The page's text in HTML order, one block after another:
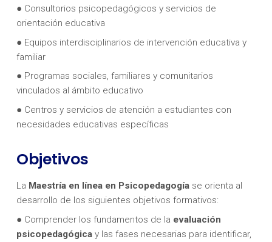
● Consultorios psicopedagógicos y servicios de
orientación educativa
● Equipos interdisciplinarios de intervención educativa y
familiar
● Programas sociales, familiares y comunitarios
vinculados al ámbito educativo
● Centros y servicios de atención a estudiantes con
necesidades educativas específicas
Objetivos
La Maestría en línea en Psicopedagogíase orienta al
desarrollo de los siguientes objetivos formativos:
● Comprender los fundamentos de la evaluación
psicopedagógicay las fases necesarias para identificar,